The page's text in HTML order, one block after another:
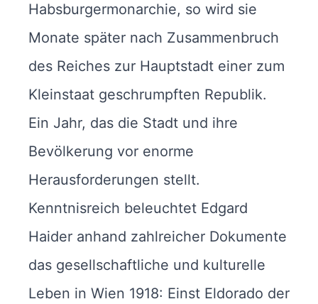
Habsburgermonarchie, so wird sie
Monate später nach Zusammenbruch
des Reiches zur Hauptstadt einer zum
Kleinstaat geschrumpften Republik.
Ein Jahr, das die Stadt und ihre
Bevölkerung vor enorme
Herausforderungen stellt.
Kenntnisreich beleuchtet Edgard
Haider anhand zahlreicher Dokumente
das gesellschaftliche und kulturelle
Leben in Wien 1918: Einst Eldorado der